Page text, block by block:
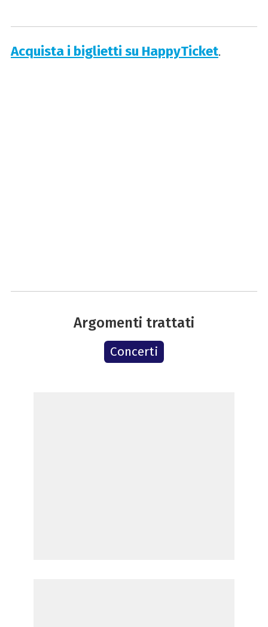
Acquista i biglietti su HappyTicket.
Argomenti trattati
Concerti